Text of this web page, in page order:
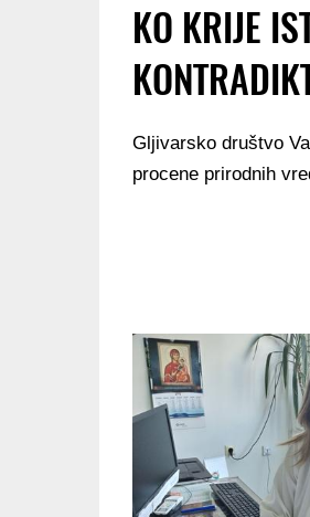
KO KRIJE
Gljivarsko društvo
procene prirodnih